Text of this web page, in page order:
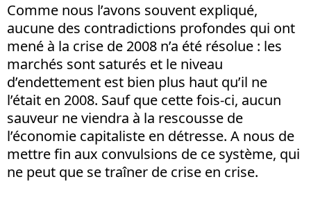
Comme nous l’avons souvent expliqué,
aucune des contradictions profondes qui ont
mené à la crise de 2008 n’a été résolue : les
marchés sont saturés et le niveau
d’endettement est bien plus haut qu’il ne
l’était en 2008. Sauf que cette fois-ci, aucun
sauveur ne viendra à la rescousse de
l’économie capitaliste en détresse. A nous de
mettre fin aux convulsions de ce système, qui
ne peut que se traîner de crise en crise.